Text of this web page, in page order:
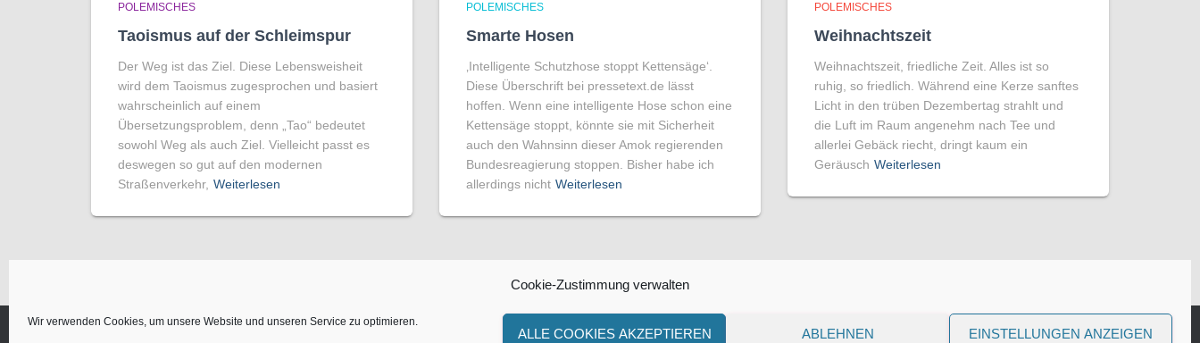
Cookie-Zustimmung verwalten
Wir verwenden Cookies, um unsere Website und unseren Service zu optimieren.
ALLE COOKIES AKZEPTIEREN ABLEHNEN EINSTELLUNGEN ANZEIGEN
POLEMISCHES
Taoismus auf der Schleimspur
Der Weg ist das Ziel. Diese Lebensweisheit
wird dem Taoismus zugesprochen und basiert
wahrscheinlich auf einem
Übersetzungsproblem, denn „Tao“ bedeutet
sowohl Weg als auch Ziel. Vielleicht passt es
deswegen so gut auf den modernen
Straßenverkehr, Weiterlesen
POLEMISCHES
Smarte Hosen
‚Intelligente Schutzhose stoppt Kettensäge‘.
Diese Überschrift bei pressetext.de lässt
hoffen. Wenn eine intelligente Hose schon eine
Kettensäge stoppt, könnte sie mit Sicherheit
auch den Wahnsinn dieser Amok regierenden
Bundesreagierung stoppen. Bisher habe ich
allerdings nicht Weiterlesen
POLEMISCHES
Weihnachtszeit
Weihnachtszeit, friedliche Zeit. Alles ist so
ruhig, so friedlich. Während eine Kerze sanftes
Licht in den trüben Dezembertag strahlt und
die Luft im Raum angenehm nach Tee und
allerlei Gebäck riecht, dringt kaum ein
Geräusch Weiterlesen